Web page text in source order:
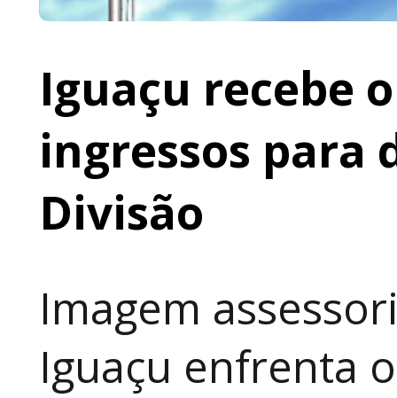
Iguaçu recebe
ingressos para
Divisão
Imagem
Iguaçu enfrenta